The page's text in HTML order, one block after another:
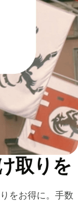
取りを
をお得に。手数